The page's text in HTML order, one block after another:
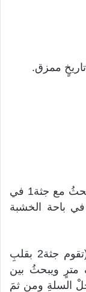
جثة2:(تصلُ إلى مرحلةٍ من الانفصامِ ويبحثُ مع جثة1 في
باحة الخشبة
جثة1: لا ليسَ هذا. (يستمران بالبحث) (تقوم جثة2 بقلبِ
مترٍ ويبحثُ بين
السلةِ ومن ثمَ